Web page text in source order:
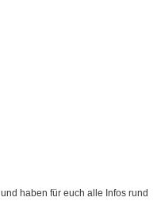
und haben für euch alle Infos rund